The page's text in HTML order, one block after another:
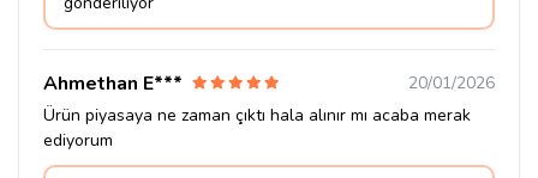
Ahmethan E***
20/01/2026
Ürün piyasaya ne zaman çıktı hala alınır mı acaba merak
ediyorum